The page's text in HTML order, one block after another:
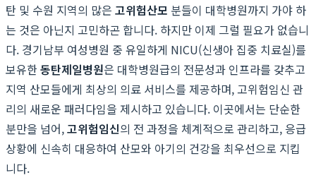
탄 및 수원 지역의 많은 고위험산모 분들이 대학병원까지 가야 하
는 것은 아닌지 고민하곤 합니다. 하지만 이제 그럴 필요가 없습니
다. 경기남부 여성병원 중 유일하게 NICU(신생아 집중 치료실)를
보유한동탄제일병원은 대학병원급의 전문성과 인프라를 갖추고
지역 산모들에게 최상의 의료 서비스를 제공하며, 고위험임신 관
리의 새로운 패러다임을 제시하고 있습니다. 이곳에서는 단순한
분만을 넘어,고위험임신의 전 과정을 체계적으로 관리하고, 응급
상황에 신속히 대응하여 산모와 아기의 건강을 최우선으로 지킵
니다.